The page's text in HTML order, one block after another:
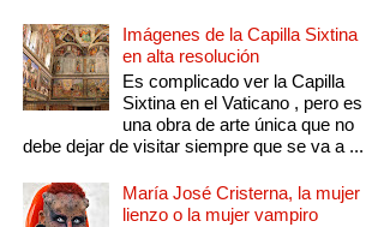
Imágenes de la Capilla Sixtina
en alta resolución
Es complicado ver la Capilla
Sixtina en el Vaticano , pero es
una obra de arte única que no
debe dejar de visitar siempre que se va a ...
María José Cristerna, la mujer
lienzo o la mujer vampiro